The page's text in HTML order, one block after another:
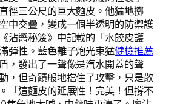
徑三公尺的巨大麵皮。他猛地擲
中交疊，變成一個半透明的防禦護
沾醬秘笈》中記載的「水餃皮護
彈性。藍色離子炮光束猛健檢推薦
，發出了一聲像是汽水開蓋的聲
，但奇蹟般地擋住了攻擊，只是散
「這麵皮的延展性！完美！但撐不